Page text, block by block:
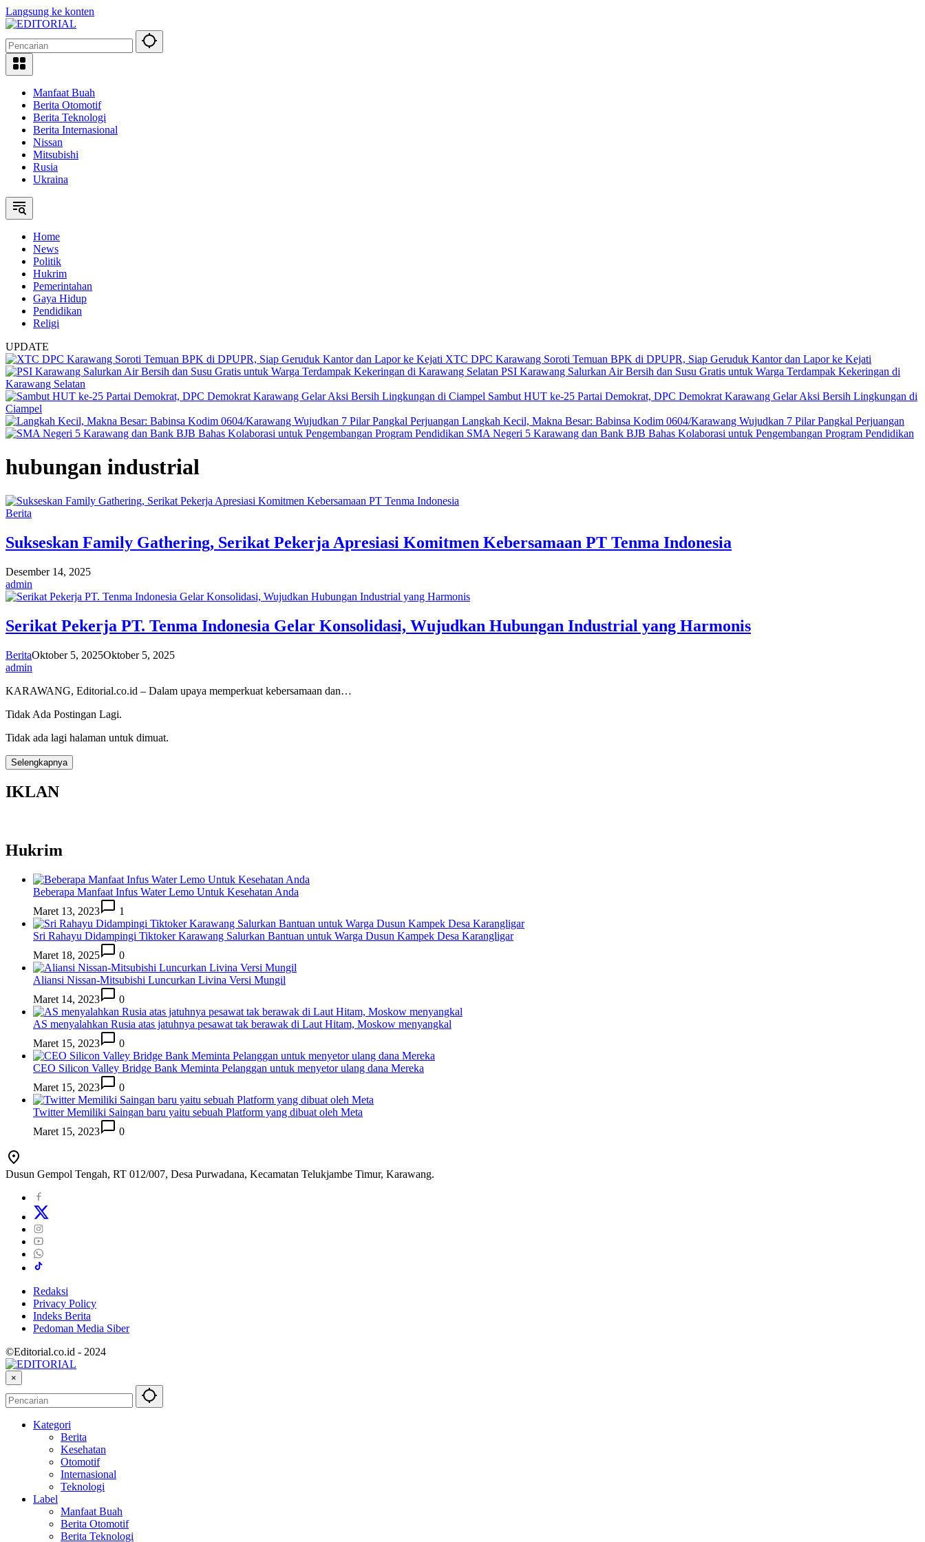
Langsung ke konten
Manfaat Buah
Berita Otomotif
Berita Teknologi
Berita Internasional
Nissan
Mitsubishi
Rusia
Ukraina
Home
News
Politik
Hukrim
Pemerintahan
Gaya Hidup
Pendidikan
Religi
UPDATE
XTC DPC Karawang Soroti Temuan BPK di DPUPR, Siap Geruduk Kantor dan Lapor ke Kejati
PSI Karawang Salurkan Air Bersih dan Susu Gratis untuk Warga Terdampak Kekeringan di
Karawang Selatan
Sambut HUT ke-25 Partai Demokrat, DPC Demokrat Karawang Gelar Aksi Bersih Lingkungan di
Ciampel
Langkah Kecil, Makna Besar: Babinsa Kodim 0604/Karawang Wujudkan 7 Pilar Pangkal Perjuangan
SMA Negeri 5 Karawang dan Bank BJB Bahas Kolaborasi untuk Pengembangan Program Pendidikan
hubungan industrial
Berita
Sukseskan Family Gathering, Serikat Pekerja Apresiasi Komitmen Kebersamaan PT Tenma Indonesia
Desember 14, 2025
admin
Serikat Pekerja PT. Tenma Indonesia Gelar Konsolidasi, Wujudkan Hubungan Industrial yang Harmonis
BeritaOktober 5, 2025Oktober 5, 2025
admin
KARAWANG, Editorial.co.id – Dalam upaya memperkuat kebersamaan dan…
Tidak Ada Postingan Lagi.
Tidak ada lagi halaman untuk dimuat.
Selengkapnya
IKLAN
Hukrim
Beberapa Manfaat Infus Water Lemo Untuk Kesehatan Anda
Maret 13, 2023
1
Sri Rahayu Didampingi Tiktoker Karawang Salurkan Bantuan untuk Warga Dusun Kampek Desa Karangligar
Maret 18, 2025
0
Aliansi Nissan-Mitsubishi Luncurkan Livina Versi Mungil
Maret 14, 2023
0
AS menyalahkan Rusia atas jatuhnya pesawat tak berawak di Laut Hitam, Moskow menyangkal
Maret 15, 2023
0
CEO Silicon Valley Bridge Bank Meminta Pelanggan untuk menyetor ulang dana Mereka
Maret 15, 2023
0
Twitter Memiliki Saingan baru yaitu sebuah Platform yang dibuat oleh Meta
Maret 15, 2023
0
Dusun Gempol Tengah, RT 012/007, Desa Purwadana, Kecamatan Telukjambe Timur, Karawang.
Redaksi
Privacy Policy
Indeks Berita
Pedoman Media Siber
©Editorial.co.id - 2024
×
Kategori
Berita
Kesehatan
Otomotif
Internasional
Teknologi
Label
Manfaat Buah
Berita Otomotif
Berita Teknologi